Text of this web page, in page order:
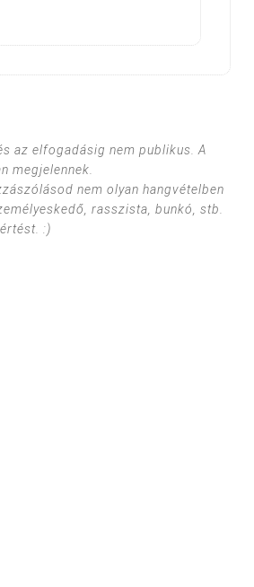
az elfogadásig nem publikus. A
megjelennek.
nem olyan hangvételben
rasszista, bunkó, stb.
:)